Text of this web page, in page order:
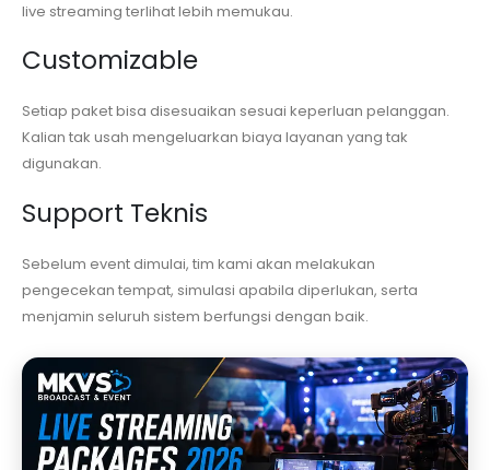
live streaming terlihat lebih memukau.
Customizable
Setiap paket bisa disesuaikan sesuai keperluan pelanggan.
Kalian tak usah mengeluarkan biaya layanan yang tak
digunakan.
Support Teknis
Sebelum event dimulai, tim kami akan melakukan
pengecekan tempat, simulasi apabila diperlukan, serta
menjamin seluruh sistem berfungsi dengan baik.